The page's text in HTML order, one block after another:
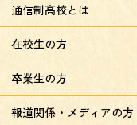
通信制高校とは
在校生の方
卒業生の方
報道関係・メディアの方